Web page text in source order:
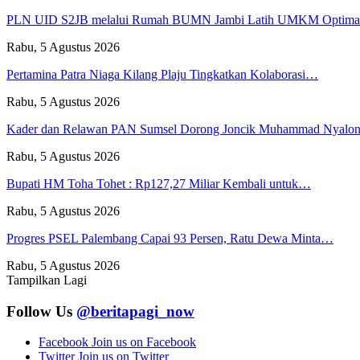
PLN UID S2JB melalui Rumah BUMN Jambi Latih UMKM
Rabu, 5 Agustus 2026
Pertamina Patra Niaga Kilang Plaju Tingkatkan Kolaborasi…
Rabu, 5 Agustus 2026
Kader dan Relawan PAN Sumsel Dorong Joncik Muhammad
Rabu, 5 Agustus 2026
Bupati HM Toha Tohet : Rp127,27 Miliar Kembali untuk…
Rabu, 5 Agustus 2026
Progres PSEL Palembang Capai 93 Persen, Ratu Dewa Minta…
Rabu, 5 Agustus 2026
Tampilkan Lagi
Follow Us @beritapagi_now
Facebook Join us on Facebook
Twitter Join us on Twitter